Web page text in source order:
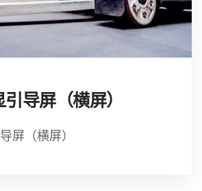
导屏（横屏）
屏（横屏）